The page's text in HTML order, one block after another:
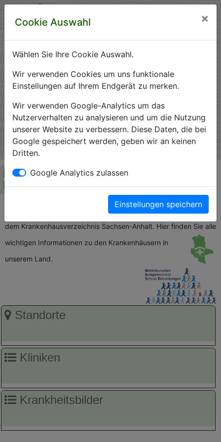
Krankenhausverzeichnis
Sachsen-Anhalt
Ein Service der Krankenhausgesellschaft Sachsen-Anhalt
e.V.
Herzlich Willkommen auf den Seiten der
Krankenhäuser Sachsen-Anhalts
Die Krankenhausgesellschaft Sachsen-Anhalt begrüßt Sie auf
dem Krankenhausverzeichnis Sachsen-Anhalt. Hier finden Sie alle
wichtigen Informationen zu den Krankenhäusern in
unserem Land.
Standorte
Kliniken
Krankheitsbilder
Cookie Auswahl ×
Wählen Sie Ihre Cookie Auswahl.
Wir verwenden Cookies um uns funktionale
Einstellungen auf Ihrem Endgerät zu merken.
Wir verwenden Google-Analytics um das
Nutzerverhalten zu analysieren und um die Nutzung
unserer Website zu verbessern. Diese Daten, die bei
Google gespeichert werden, geben wir an keinen
Dritten.
Google Analytics zulassen
Einstellungen speichern